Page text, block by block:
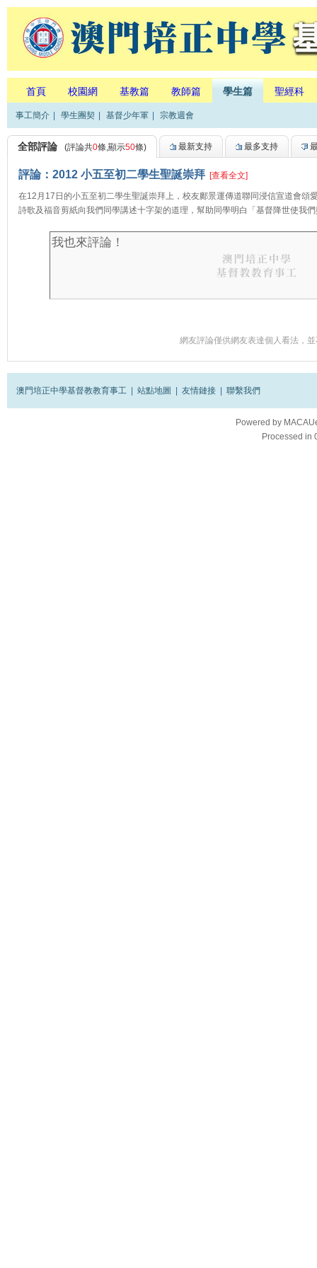
首頁 校園網 基教篇 教師篇 學生篇 聖經科
事工簡介 學生團契 基督少年軍 宗教週會
全部評論 (評論共0條,顯示50條) 最新支持 最多支持
評論：2012 小五至初二學生聖誕崇拜 [查看全文]
在12月17日的小五至初二學生聖誕崇拜上，校友鄺景運傳道聯同浸信宣道會頌
詩歌及福音剪紙向我們同學講述十字架的道理，幫助同學明白「基督降世使我
網友評論僅供網友表達個人看法，
澳門培正中學基督教教育事工 站點地圖 友情鏈接 聯繫我們
Powered by
Processed in